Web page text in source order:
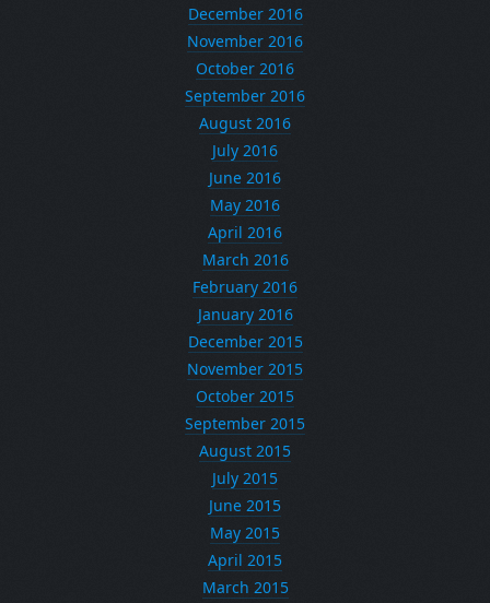
December 2016
November 2016
October 2016
September 2016
August 2016
July 2016
June 2016
May 2016
April 2016
March 2016
February 2016
January 2016
December 2015
November 2015
October 2015
September 2015
August 2015
July 2015
June 2015
May 2015
April 2015
March 2015